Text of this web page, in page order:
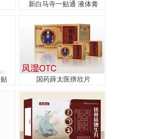
新白马寺一贴通 液体膏
国药薛太医痹欣片